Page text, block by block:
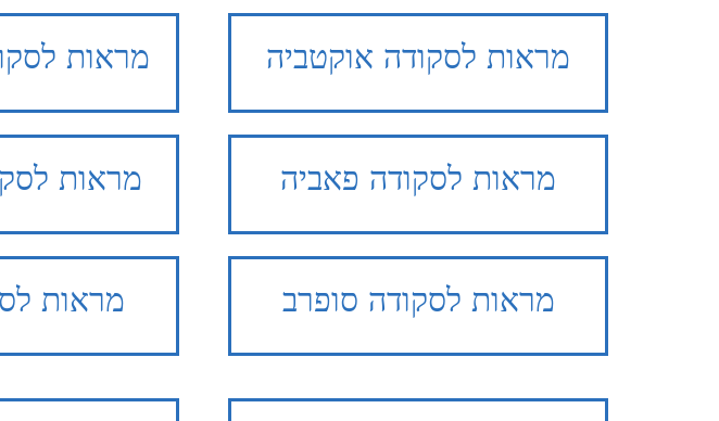
מראות לסקודה אוקטביה מראות
מראות לסקודה פאביה מראות
מראות לסקודה סופרב מראות